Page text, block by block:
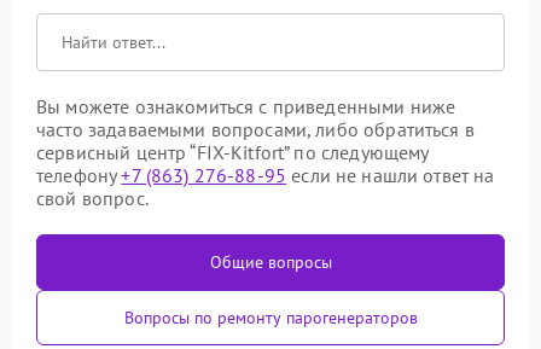
Вы можете ознакомиться с приведенными ниже
часто задаваемыми вопросами, либо обратиться в
сервисный центр “FIX-Kitfort” по следующему
телефону+7 (863) 276-88-95 если не нашли ответ на
свой вопрос.
Общие вопросы
Вопросы по ремонту парогенераторов